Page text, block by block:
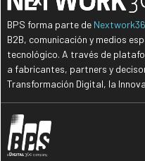
BPS forma parte de
B2B, comunicación y medios
tecnológico. A través de
a fabricantes, partners y
Transformación Digital, la